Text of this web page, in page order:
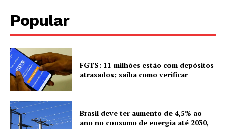
Popular
FGTS: 11 milhões estão com depósitos
atrasados; saiba como verificar
Brasil deve ter aumento de 4,5% ao
ano no consumo de energia até 2030,